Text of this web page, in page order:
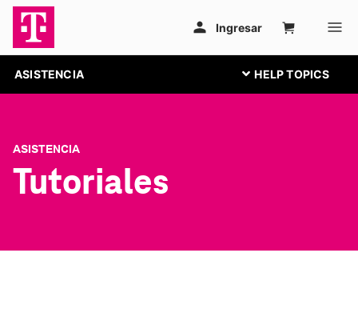
ASISTENCIA
ASISTENCIA
Tutoriales